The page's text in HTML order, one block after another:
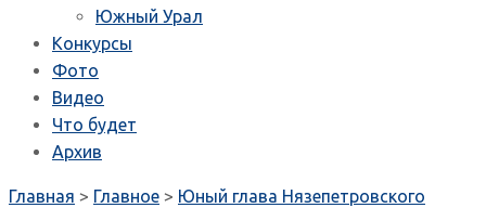
Южный Урал
Конкурсы
Фото
Видео
Что будет
Архив
Главная > Главное > Юный глава Нязепетровского